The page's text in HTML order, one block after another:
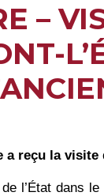
–
reçu la
l’État dans